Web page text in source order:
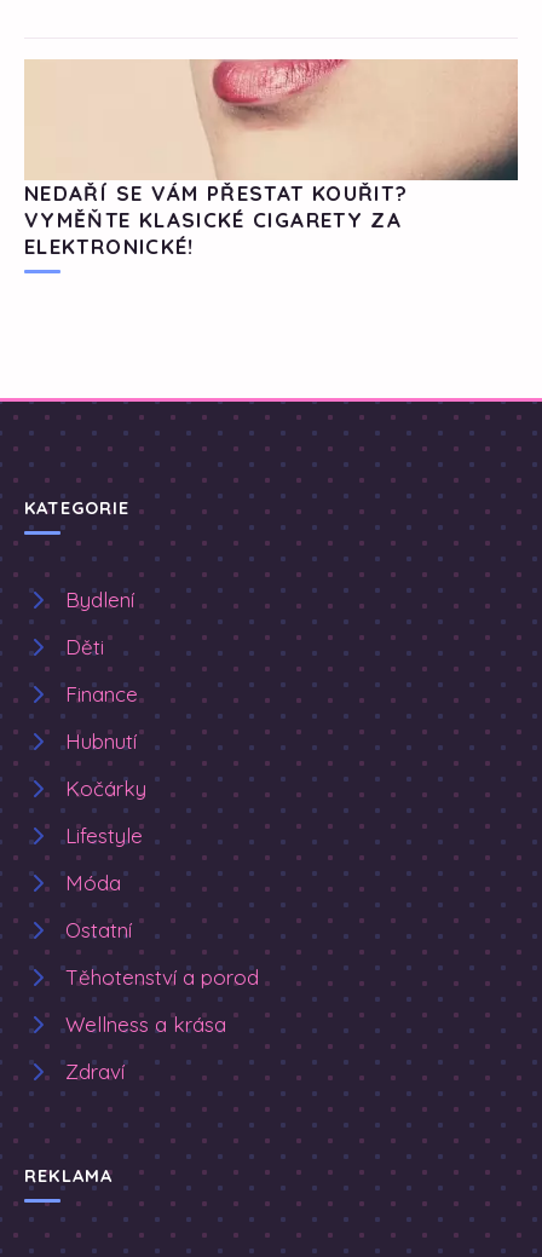
NEDAŘÍ SE VÁM PŘESTAT KOUŘIT?
VYMĚŇTE KLASICKÉ CIGARETY ZA
ELEKTRONICKÉ!
KATEGORIE
Bydlení
Děti
Finance
Hubnutí
Kočárky
Lifestyle
Móda
Ostatní
Těhotenství a porod
Wellness a krása
Zdraví
REKLAMA